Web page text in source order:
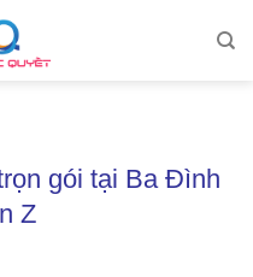
gói tại Ba Đình
Z